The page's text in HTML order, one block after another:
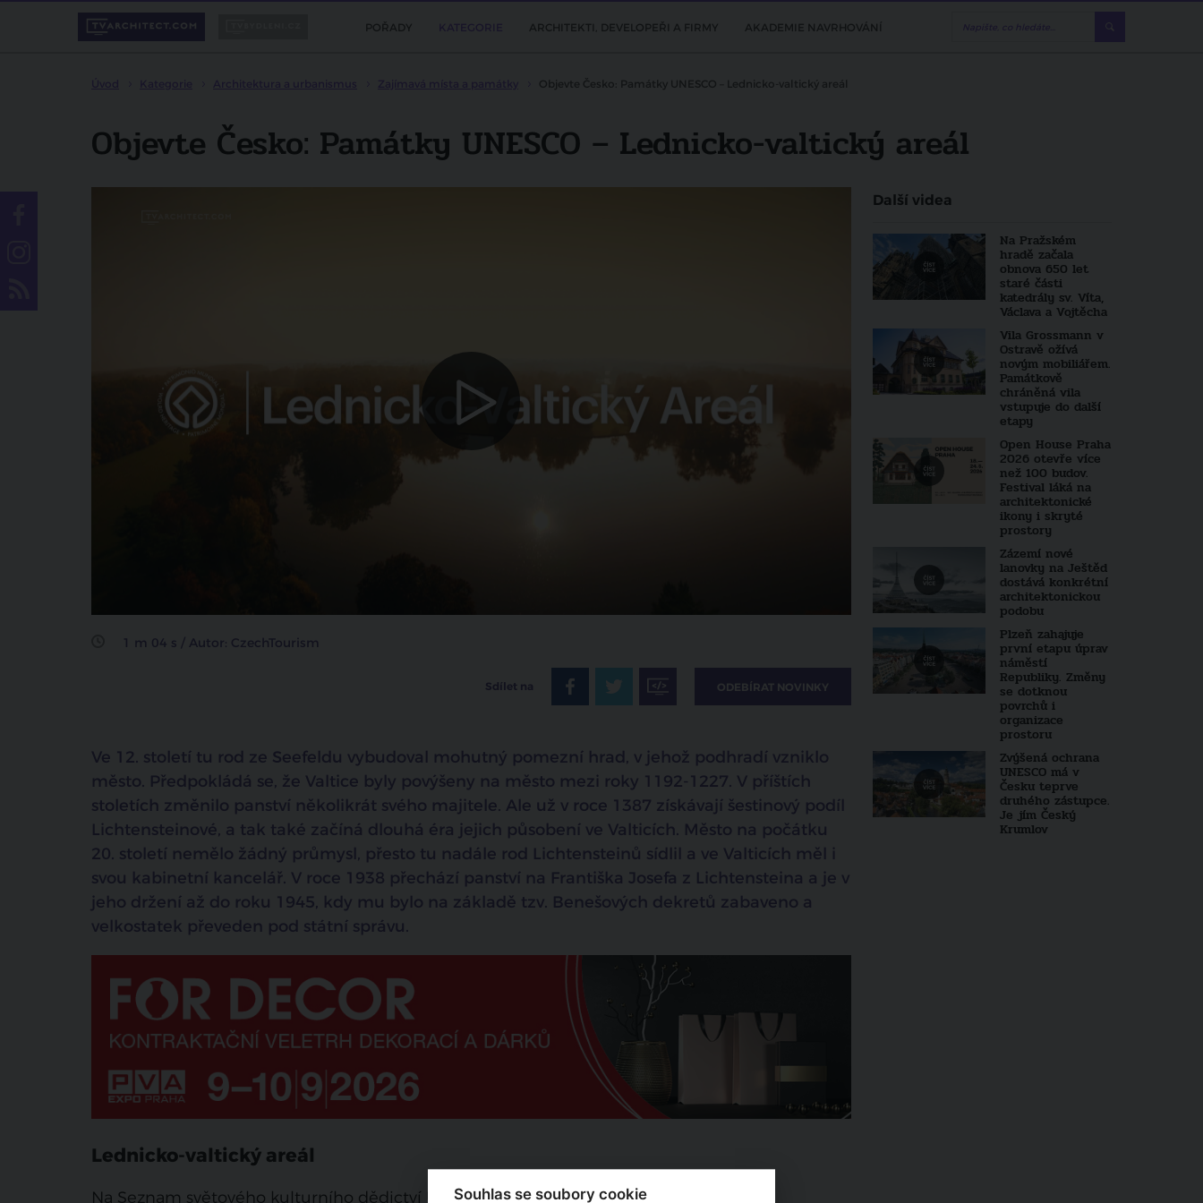
POŘADY ARCHITEKTI, DEVELOPEŘI A FIRMY AKADEMIE NAVRHOVÁNÍ
Objevte Česko: Památky UNESCO – Lednicko-valtický areál
Objevte Česko: Památky UNESCO – Lednicko-valtický areál
1 m 04 s / Autor: CzechTourism
Sdílet na ODEBÍRAT NOVINKY
Ve 12. století tu rod ze Seefeldu vybudoval mohutný pomezní hrad, v jehož podhradí vzniklo
město. Předpokládá se, že Valtice byly povýšeny na město mezi roky 1192-1227. V příštích
stoletích změnilo panství několikrát svého majitele. Ale už v roce 1387 získávají šestinový podíl
Lichtensteinové, a tak také začíná dlouhá éra jejich působení ve Valticích. Město na počátku
20. století nemělo žádný průmysl, přesto tu nadále rod Lichtensteinů sídlil a ve Valticích měl i
svou kabinetní kancelář. V roce 1938 přechází panství na Františka Josefa z Lichtensteina a je v
jeho držení až do roku 1945, kdy mu bylo na základě tzv. Benešových dekretů zabaveno a
velkostatek převeden pod státní správu.
Lednicko-valtický areál
Na Seznam světového kulturního dědictví UNESCO zapsán v roce 1996.
Další videa
Na Pražském
hradě začala
obnova 650 let
staré části
katedrály sv. Víta,
Václava a Vojtěcha
Vila Grossmann v
Ostravě ožívá
novým mobiliářem.
Památkově
chráněná vila
vstupuje do další
etapy
Open House Praha
2026 otevře více
než 100 budov.
Festival láká na
architektonické
ikony i skryté
prostory
Zázemí nové
lanovky na Ještěd
dostává konkrétní
architektonickou
podobu
Plzeň zahajuje
první etapu úprav
náměstí
Republiky. Změny
se dotknou
povrchů i
organizace
prostoru
Zvýšená ochrana
UNESCO má v
Česku teprve
druhého zástupce.
Je jím Český
Krumlov
Souhlas se soubory cookie